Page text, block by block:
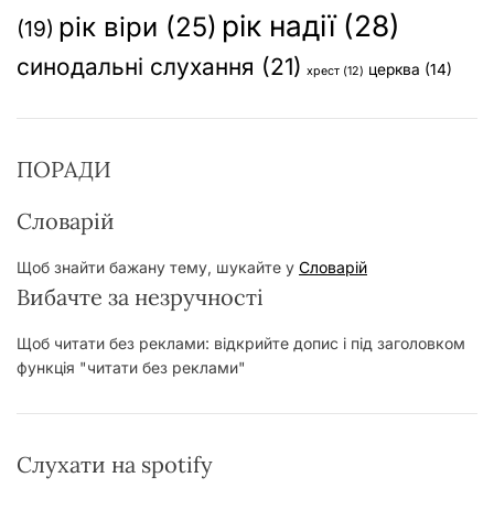
(19) рік віри (25) рік надії(28)
синодальні слухання (21) хрест (12) церква (14)
ПОРАДИ
Словарій
Щоб знайти бажану тему, шукайте у Словарій
Вибачте за незручності
Щоб читати без реклами: відкрийте допис і під заголовком
функція "читати без реклами"
Слухати на spotify